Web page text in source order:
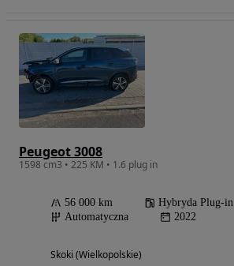
Peugeot 3008
1598 cm3 • 225 KM • 1.6 plug in
56 000 km
Hybryda Plug-in
Automatyczna
2022
Skoki (Wielkopolskie)